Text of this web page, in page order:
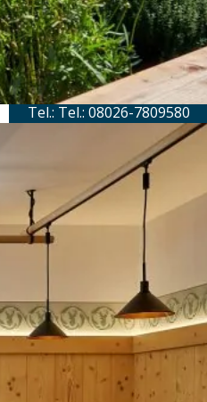
Forsthaus Valepp
Valepp 1, 83727 Schliersee
Tel.: Tel.: 08026-7809580
www.forsthausvalepp.de
Airbräu am Flughafen
Terminalstraße Mitte 18,
Tel.: Tel.: 089 - 97593111
Details
www.airbraeu.de